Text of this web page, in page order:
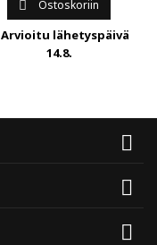
 Ostoskoriin
Arvioitu lähetyspäivä
14.8.


